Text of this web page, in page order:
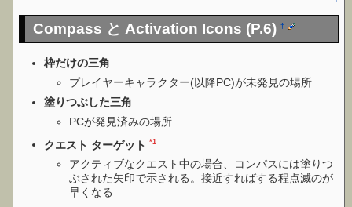
Compass と Activation Icons (P.6)†
枠だけの三角
プレイヤーキャラクター(以降PC)が未発見の場所
塗りつぶした三角
PCが発見済みの場所
クエスト ターゲット
*1
アクティブなクエスト中の場合、コンパスには塗りつ
ぶされた矢印で示される。接近すればする程点滅のが
早くなる